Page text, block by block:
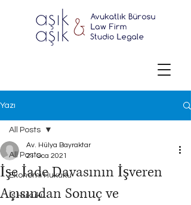
Yazı
All Posts
Ekonomi Hukuku
İş Hukuku
All Posts
İşe İade Davasının İşveren
Açısından Sonuç ve
Av. Hülya Bayraktar
21 Oca 2021